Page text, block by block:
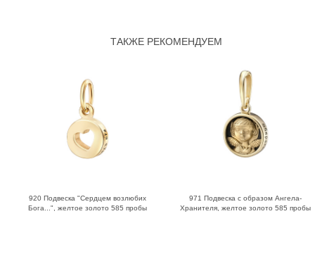
ТАКЖЕ РЕКОМЕНДУЕМ
920 Подвеска "Сердцем возлюбих
Бога...", желтое золото 585 пробы
971 Подвеска с образом Ангела-
Хранителя, желтое золото 585 пробы